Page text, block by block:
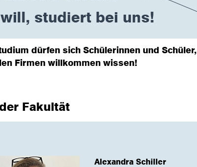
dürfen sich Schülerinnen und Schüler,
Firmen willkommen wissen!
Fakultät
Alexandra Schiller